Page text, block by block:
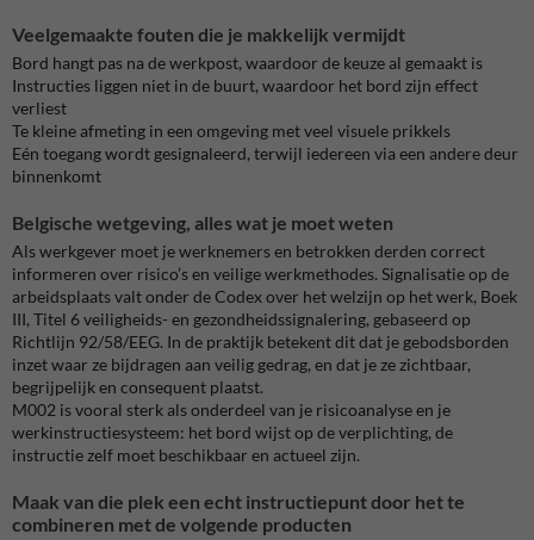
Veelgemaakte fouten die je makkelijk vermijdt
Bord hangt pas na de werkpost, waardoor de keuze al gemaakt is
Instructies liggen niet in de buurt, waardoor het bord zijn effect
verliest
Te kleine afmeting in een omgeving met veel visuele prikkels
Eén toegang wordt gesignaleerd, terwijl iedereen via een andere deur
binnenkomt
Belgische wetgeving, alles wat je moet weten
Als werkgever moet je werknemers en betrokken derden correct
informeren over risico’s en veilige werkmethodes. Signalisatie op de
arbeidsplaats valt onder de Codex over het welzijn op het werk, Boek
III, Titel 6 veiligheids- en gezondheidssignalering, gebaseerd op
Richtlijn 92/58/EEG. In de praktijk betekent dit dat je gebodsborden
inzet waar ze bijdragen aan veilig gedrag, en dat je ze zichtbaar,
begrijpelijk en consequent plaatst.
M002 is vooral sterk als onderdeel van je risicoanalyse en je
werkinstructiesysteem: het bord wijst op de verplichting, de
instructie zelf moet beschikbaar en actueel zijn.
Maak van die plek een echt instructiepunt door het te
combineren met de volgende producten